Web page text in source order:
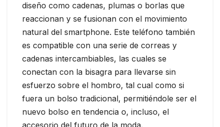
diseño como cadenas, plumas o borlas que
reaccionan y se fusionan con el movimiento
natural del smartphone. Este teléfono también
es compatible con una serie de correas y
cadenas intercambiables, las cuales se
conectan con la bisagra para llevarse sin
esfuerzo sobre el hombro, tal cual como si
fuera un bolso tradicional, permitiéndole ser el
nuevo bolso en tendencia o, incluso, el